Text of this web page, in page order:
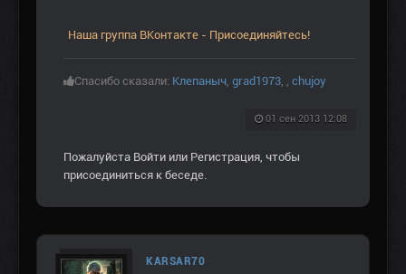
Наша группа ВКонтакте - Присоединяйтесь!
Спасибо сказали: Клепаныч grad1973 chujoy
01 сен 2013 12:08
Пожалуйста Войти или Регистрация , чтобы
присоединиться к беседе.
KARSAR70